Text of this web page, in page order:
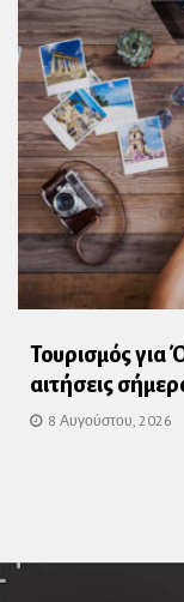
Τουρισμός
αιτήσεις
8 Αυγούστου, 2026